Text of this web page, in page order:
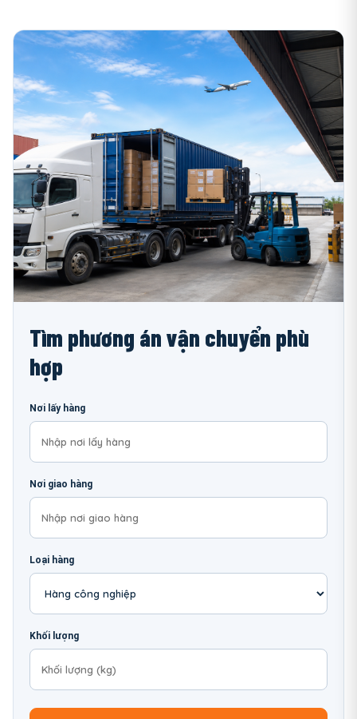
Tìm phương án vận chuyển phù
hợp
Nơi lấy hàng
Nơi giao hàng
Loại hàng
Khối lượng